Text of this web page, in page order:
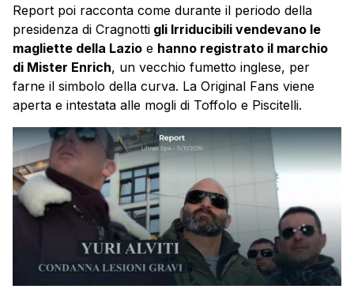
Report poi racconta come durante il periodo della
presidenza di Cragnotti gli Irriducibili vendevano le
magliette della Lazio e hanno registrato il marchio
di Mister Enrich, un vecchio fumetto inglese, per
farne il simbolo della curva. La Original Fans viene
aperta e intestata alle mogli di Toffolo e Piscitelli.